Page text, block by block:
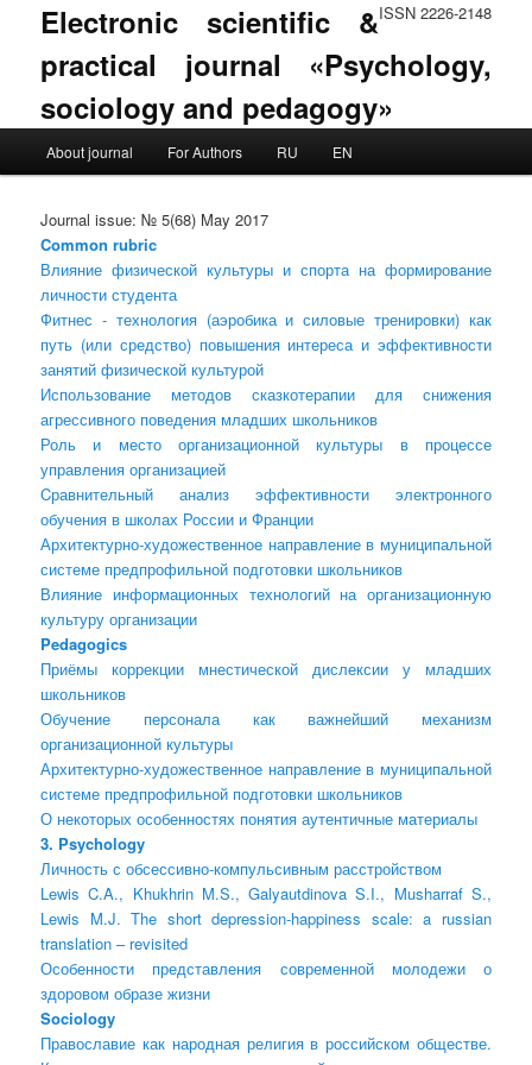
ISSN 2226-2148
Electronic scientific &
practical journal «Psychology,
sociology and pedagogy»
Skip to primary content
Skip to secondary content
About journal For Authors RU EN
Journal issue: № 5(68) May 2017
Common rubric
Влияние физической культуры и спорта на формирование
личности студента
Фитнес - технология (аэробика и силовые тренировки) как
путь (или средство) повышения интереса и эффективности
занятий физической культурой
Использование методов сказкотерапии для снижения
агрессивного поведения младших школьников
Роль и место организационной культуры в процессе
управления организацией
Cравнительный анализ эффективности электронного
обучения в школах России и Франции
Архитектурно-художественное направление в муниципальной
системе предпрофильной подготовки школьников
Влияние информационных технологий на организационную
культуру организации
Pedagogics
Приёмы коррекции мнестической дислексии у младших
школьников
Обучение персонала как важнейший механизм
организационной культуры
Архитектурно-художественное направление в муниципальной
системе предпрофильной подготовки школьников
О некоторых особенностях понятия аутентичные материалы
3. Psychology
Личность с обсессивно-компульсивным расстройством
Lewis C.A., Khukhrin M.S., Galyautdinova S.I., Musharraf S.,
Lewis M.J. The short depression-happiness scale: a russian
translation – revisited
Особенности представления современной молодежи о
здоровом образе жизни
Sociology
Православие как народная религия в российском обществе.